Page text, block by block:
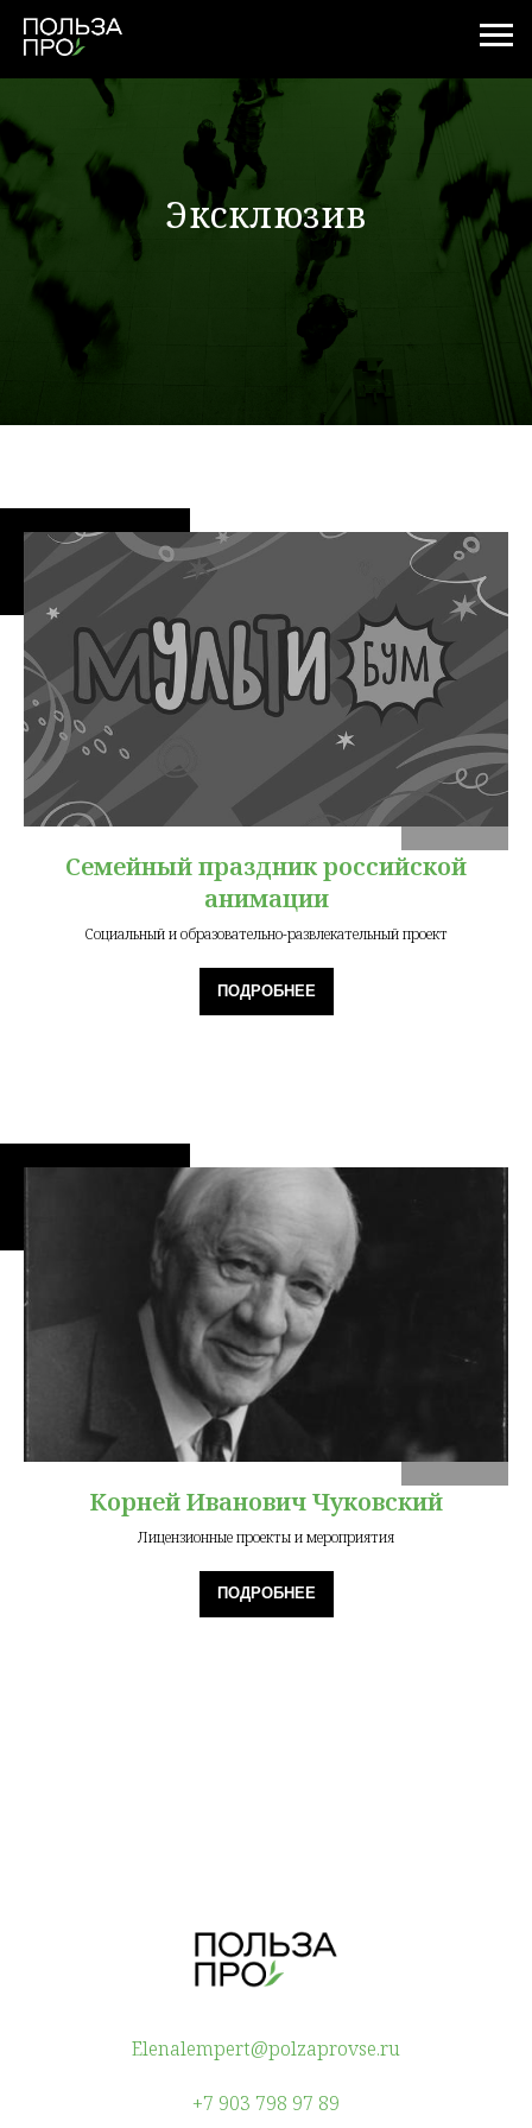
Эксклюзив
Семейный праздник российской
анимации
Социальный и образовательно-развлекательный проект
ПОДРОБНЕЕ
Корней Иванович Чуковский
Лицензионные проекты и мероприятия
ПОДРОБНЕЕ
Elenalempert@polzaprovse.ru
+7 903 798 97 89